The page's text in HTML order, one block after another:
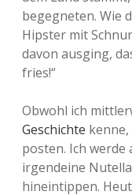
begegneten. Wie
Hipster mit
davon ausging,
fries!“
Obwohl ich
Geschichte
posten. Ich werde
irgendeine
hineintippen.